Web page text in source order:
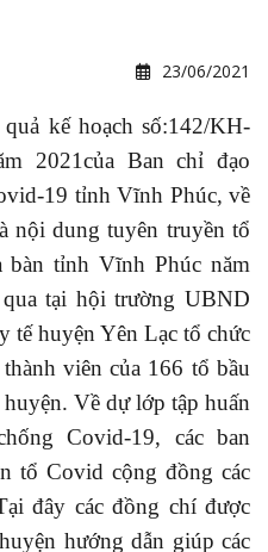
23/06/2021
kế hoạch số:142/KH-
2021của Ban chỉ đạo
19 tỉnh Vĩnh Phúc, về
nội dung tuyên truyền tổ
tỉnh Vĩnh Phúc năm
tại hội trường UBND
tế huyện Yên Lạc tổ chức
viên của 166 tổ bầu
Về dự lớp tập huấn
Covid-19, các ban
tổ Covid cộng đồng các
đây các đồng chí được
hướng dẫn giúp các